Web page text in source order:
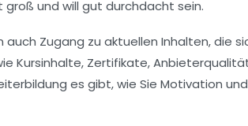
und will gut durchdacht sein.
Zugang zu aktuellen Inhalten, die
Kursinhalte, Zertifikate,
es gibt, wie Sie Motivation